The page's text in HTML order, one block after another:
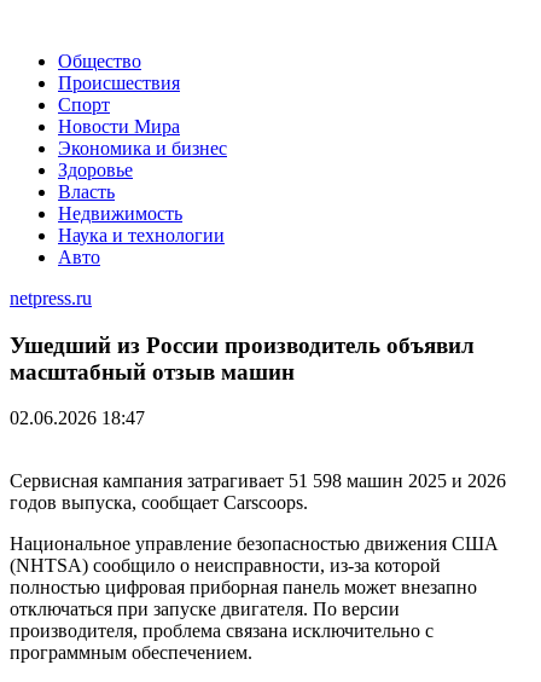
Общество
Происшествия
Спорт
Новости Мира
Экономика и бизнес
Здоровье
Власть
Недвижимость
Наука и технологии
Авто
netpress.ru
Ушедший из России производитель объявил
масштабный отзыв машин
02.06.2026 18:47
Сервисная кампания затрагивает 51 598 машин 2025 и 2026
годов выпуска, сообщает Carscoops.
Национальное управление безопасностью движения США
(NHTSA) сообщило о неисправности, из-за которой
полностью цифровая приборная панель может внезапно
отключаться при запуске двигателя. По версии
производителя, проблема связана исключительно с
программным обеспечением.